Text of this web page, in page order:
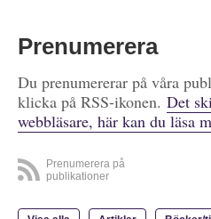
Prenumerera
Du prenumererar på våra
klicka på RSS-ikonen. Det
webbläsare, här kan du läsa
Prenumerera på
publikationer